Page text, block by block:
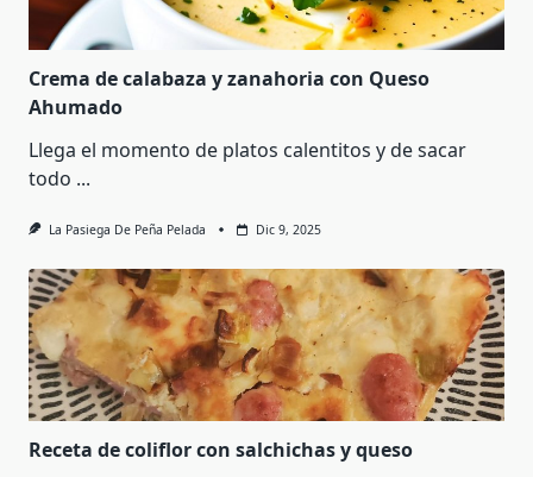
Crema de calabaza y zanahoria con Queso
Ahumado
Llega el momento de platos calentitos y de sacar
todo ...
La Pasiega De Peña Pelada Dic 9, 2025
Receta de coliflor con salchichas y queso